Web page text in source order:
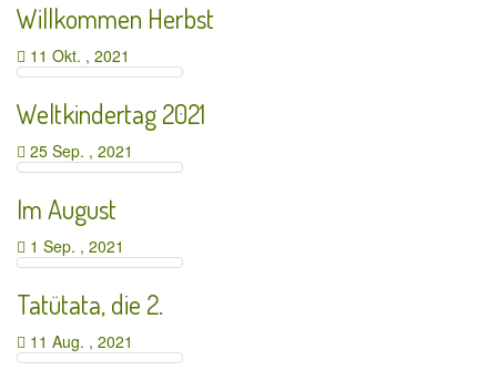
Willkommen Herbst
11 Okt. , 2021
Weltkindertag 2021
25 Sep. , 2021
Im August
1 Sep. , 2021
Tatütata, die 2.
11 Aug. , 2021